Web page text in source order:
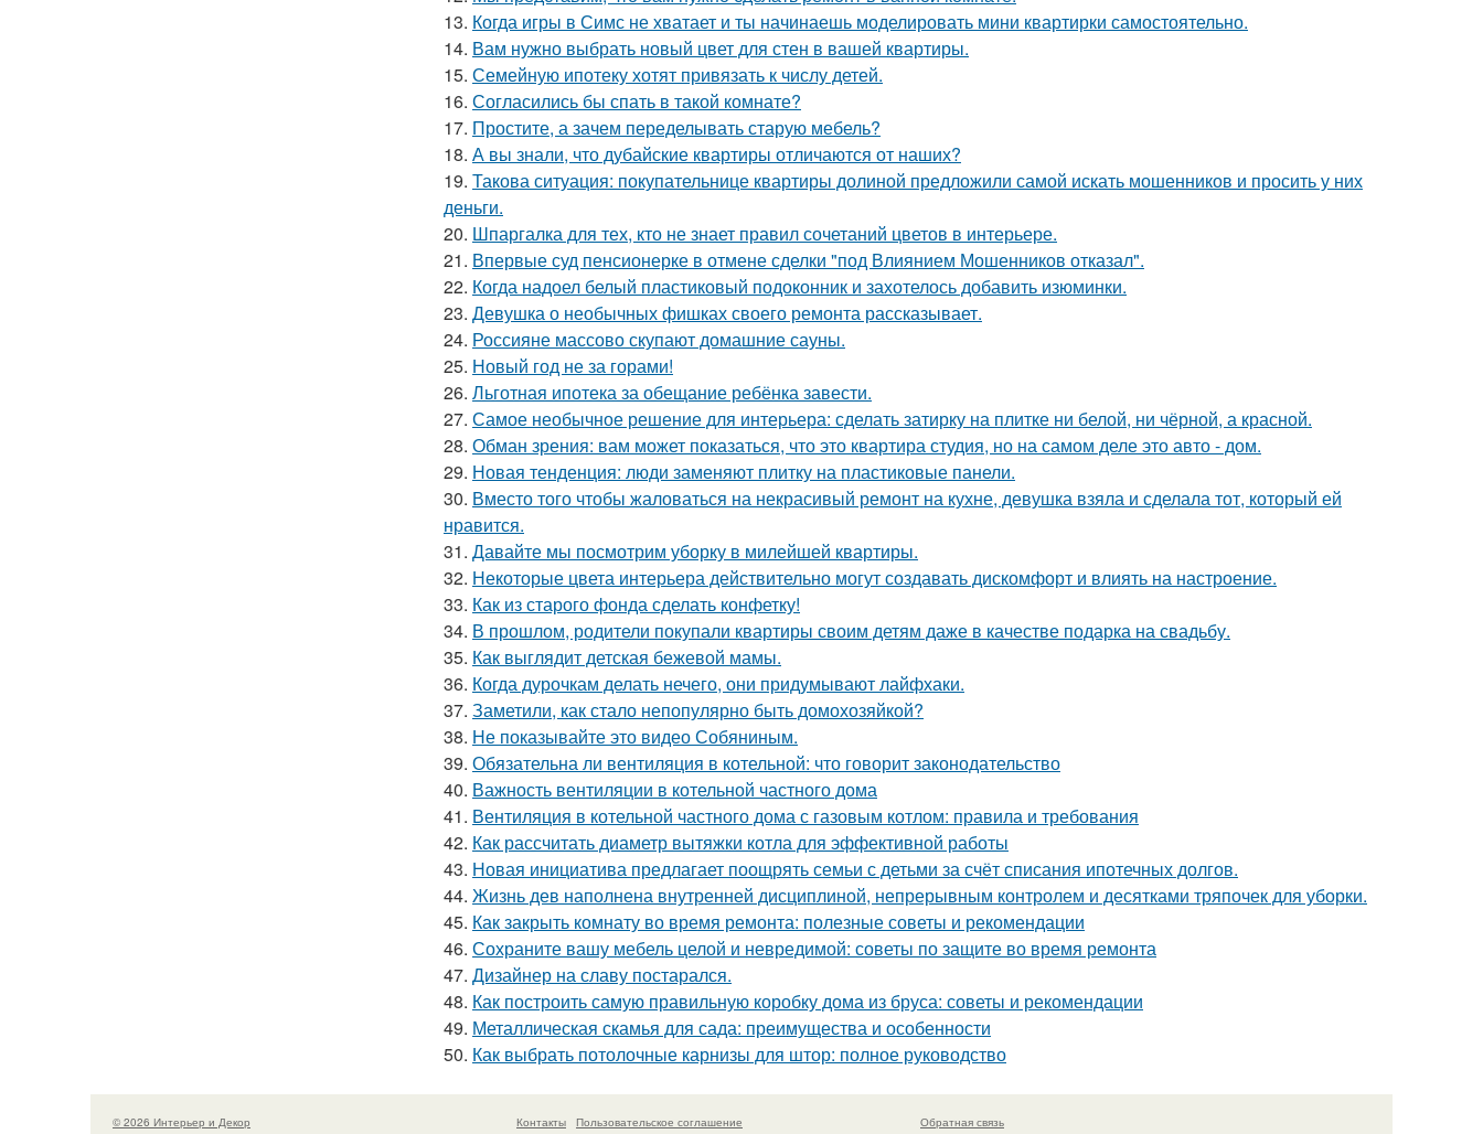
13. Когда игры в Симс не хватает и ты начинаешь моделировать мини квартирки самостоятельно.
14. Вам нужно выбрать новый цвет для стен в вашей квартиры.
15. Семейную ипотеку хотят привязать к числу детей.
16. Согласились бы спать в такой комнате?
17. Простите, а зачем переделывать старую мебель?
18. А вы знали, что дубайские квартиры отличаются от наших?
19. Такова ситуация: покупательнице квартиры долиной предложили самой искать мошенников и просить у них
деньги.
20. Шпаргалка для тех, кто не знает правил сочетаний цветов в интерьере.
21. Впервые суд пенсионерке в отмене сделки "под Влиянием Мошенников отказал".
22. Когда надоел белый пластиковый подоконник и захотелось добавить изюминки.
23. Девушка о необычных фишках своего ремонта рассказывает.
24. Россияне массово скупают домашние сауны.
25. Новый год не за горами!
26. Льготная ипотека за обещание ребёнка завести.
27. Самое необычное решение для интерьера: сделать затирку на плитке ни белой, ни чёрной, а красной.
28. Обман зрения: вам может показаться, что это квартира студия, но на самом деле это авто - дом.
29. Новая тенденция: люди заменяют плитку на пластиковые панели.
30. Вместо того чтобы жаловаться на некрасивый ремонт на кухне, девушка взяла и сделала тот, который ей
нравится.
31. Давайте мы посмотрим уборку в милейшей квартиры.
32. Некоторые цвета интерьера действительно могут создавать дискомфорт и влиять на настроение.
33. Как из старого фонда сделать конфетку!
34. В прошлом, родители покупали квартиры своим детям даже в качестве подарка на свадьбу.
35. Как выглядит детская бежевой мамы.
36. Когда дурочкам делать нечего, они придумывают лайфхаки.
37. Заметили, как стало непопулярно быть домохозяйкой?
38. Не показывайте это видео Собяниным.
39. Обязательна ли вентиляция в котельной: что говорит законодательство
40. Важность вентиляции в котельной частного дома
41. Вентиляция в котельной частного дома с газовым котлом: правила и требования
42. Как рассчитать диаметр вытяжки котла для эффективной работы
43. Новая инициатива предлагает поощрять семьи с детьми за счёт списания ипотечных долгов.
44. Жизнь дев наполнена внутренней дисциплиной, непрерывным контролем и десятками тряпочек для уборки.
45. Как закрыть комнату во время ремонта: полезные советы и рекомендации
46. Сохраните вашу мебель целой и невредимой: советы по защите во время ремонта
47. Дизайнер на славу постарался.
48. Как построить самую правильную коробку дома из бруса: советы и рекомендации
49. Металлическая скамья для сада: преимущества и особенности
50. Как выбрать потолочные карнизы для штор: полное руководство
© 2026 Интерьер и Декор Контакты Пользовательское соглашение Обратная связь